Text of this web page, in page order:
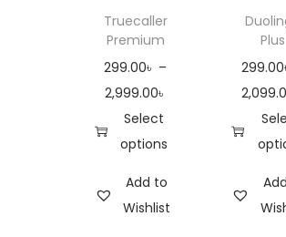
Truecaller
Premium
299.00৳ –
2,999.00৳
Select
options
Add to
Wishlist
Plus
299.00